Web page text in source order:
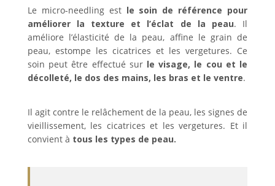
Le micro-needling est le soin de référence pour
améliorer la texture et l’éclat de la peau. Il
améliore l’élasticité de la peau, affine le grain de
peau, estompe les cicatrices et les vergetures. Ce
soin peut être effectué sur le visage, le cou et le
décolleté, le dos des mains, les bras et le ventre.
Il agit contre le relâchement de la peau, les signes de
vieillissement, les cicatrices et les vergetures. Et il
convient à tous les types de peau.